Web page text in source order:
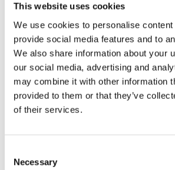
This website uses cookies
We use cookies to personalise
provide social media features and to
We also share information about your
our social media, advertising and
may combine it with other information
provided to them or that they’ve
of their services.
Selection
Necessary